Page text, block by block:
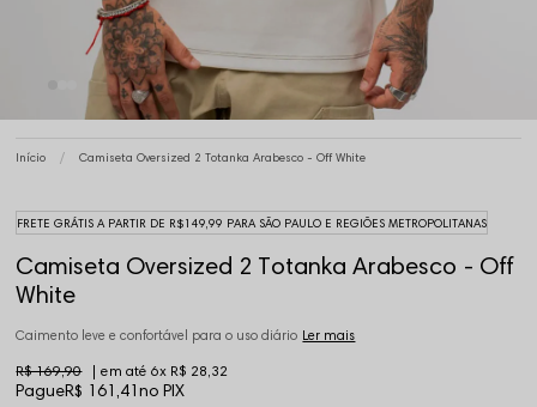
Início Camiseta Oversized 2 Totanka Arabesco - Off White
FRETE GRÁTIS A PARTIR DE R$149,99 PARA SÃO PAULO E REGIÕES METROPOLITANAS
Camiseta Oversized 2 Totanka Arabesco - Off
White
Caimento leve e confortável para o uso diário Ler mais
PagueR$ 161,41no PIX
R$ 169,90 6x R$ 28,32